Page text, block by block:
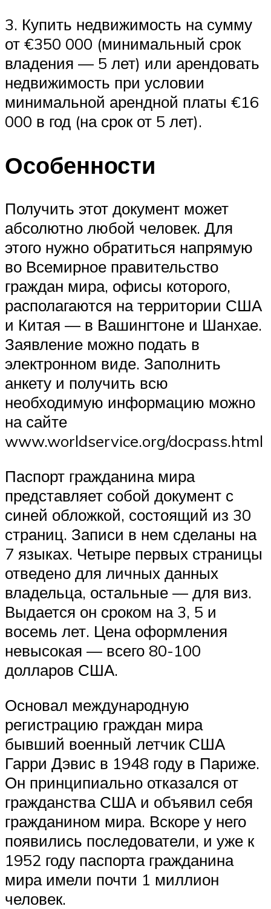
3. Купить недвижимость на сумму
от €350 000 (минимальный срок
владения — 5 лет) или арендовать
недвижимость при условии
минимальной арендной платы €16
000 в год (на срок от 5 лет).
Особенности
Получить этот документ может
абсолютно любой человек. Для
этого нужно обратиться напрямую
во Всемирное правительство
граждан мира, офисы которого,
располагаются на территории США
и Китая — в Вашингтоне и Шанхае.
Заявление можно подать в
электронном виде. Заполнить
анкету и получить всю
необходимую информацию можно
на сайте
www.worldservice.org/docpass.html
Паспорт гражданина мира
представляет собой документ с
синей обложкой, состоящий из 30
страниц. Записи в нем сделаны на
7 языках. Четыре первых страницы
отведено для личных данных
владельца, остальные — для виз.
Выдается он сроком на 3, 5 и
восемь лет. Цена оформления
невысокая — всего 80-100
долларов США.
Основал международную
регистрацию граждан мира
бывший военный летчик США
Гарри Дэвис в 1948 году в Париже.
Он принципиально отказался от
гражданства США и объявил себя
гражданином мира. Вскоре у него
появились последователи, и уже к
1952 году паспорта гражданина
мира имели почти 1 миллион
человек.